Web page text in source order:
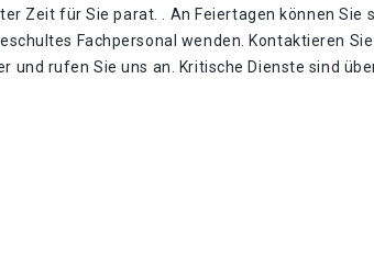
Zeit für Sie parat. . An Feiertagen können Sie
Fachpersonal wenden. Kontaktieren
und rufen Sie uns an. Kritische Dienste sind